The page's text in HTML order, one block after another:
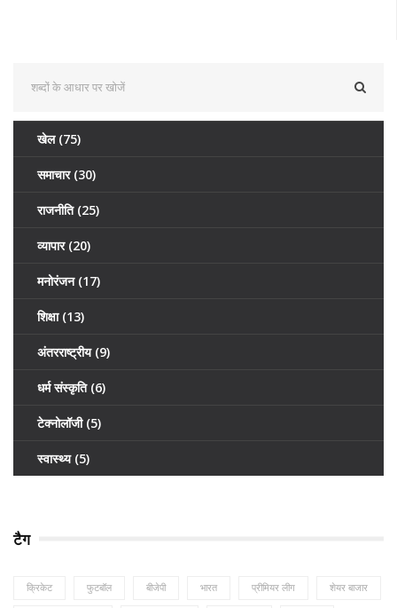
खेल (75)
समाचार (30)
राजनीति (25)
व्यापार (20)
मनोरंजन (17)
शिक्षा (13)
अंतरराष्ट्रीय (9)
धर्म संस्कृति (6)
टेक्नोलॉजी (5)
स्वास्थ्य (5)
टैग
क्रिकेट फुटबॉल बीजेपी भारत प्रीमियर लीग शेयर बाजार